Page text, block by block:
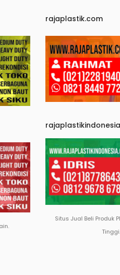
rajaplastik.com
Situs Jual Beli Produk
Tinggi.